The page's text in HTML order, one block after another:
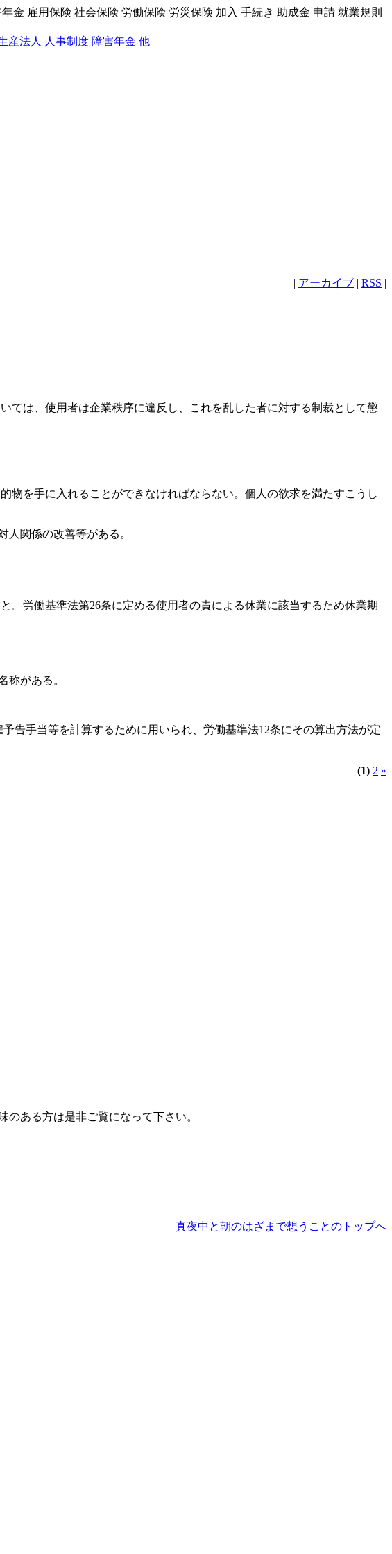
金 雇用保険 社会保険 労働保険 労災保険 加入 手続き 助成金 申請 就業規則
産法人 人事制度 障害年金 他
| アーカイブ | RSS |
は、使用者は企業秩序に違反し、これを乱した者に対する制裁として懲
物を手に入れることができなければならない。個人の欲求を満たすこうし
関係の改善等がある。
労働基準法第26条に定める使用者の責による休業に該当するため休業期
称がある。
告手当等を計算するために用いられ、労働基準法12条にその算出方法が定
(1) 2 »
ある方は是非ご覧になって下さい。
真夜中と朝のはざまで想うことのトップへ